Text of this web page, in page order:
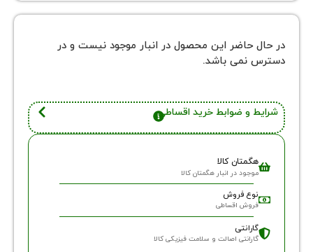
حاضر این محصول در انبار موجود نیست و در
نمی باشد.
و ضوابط خرید اقساطی
در انبار هگمتان کالا
اصالت و سلامت فیزیکی کالا